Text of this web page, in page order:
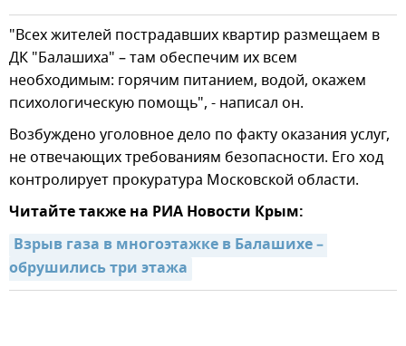
"Всех жителей пострадавших квартир размещаем в
ДК "Балашиха" – там обеспечим их всем
необходимым: горячим питанием, водой, окажем
психологическую помощь", - написал он.
Возбуждено уголовное дело по факту оказания услуг,
не отвечающих требованиям безопасности. Его ход
контролирует прокуратура Московской области.
Читайте также на РИА Новости Крым:
Взрыв газа в многоэтажке в Балашихе –
обрушились три этажа